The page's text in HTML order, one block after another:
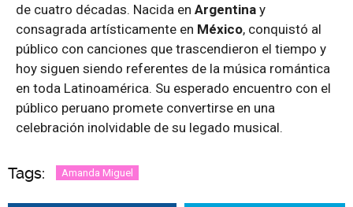
de cuatro décadas. Nacida en Argentina y
consagrada artísticamente en México, conquistó al
público con canciones que trascendieron el tiempo y
hoy siguen siendo referentes de la música romántica
en toda Latinoamérica. Su esperado encuentro con el
público peruano promete convertirse en una
celebración inolvidable de su legado musical.
Tags: Amanda Miguel